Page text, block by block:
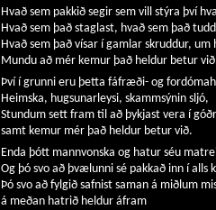
Hvað sem pakkið segir sem vill stýra því
Hvað sem það staglast, hvað sem það
Hvað sem það vísar í gamlar skruddur,
Mundu að mér kemur það heldur betur
Því í grunni eru þetta fáfræði- og
Heimska, hugsunarleysi, skammsýnin sljó,
Stundum sett fram til að þykjast vera í
samt kemur mér það heldur betur við.
Enda þótt mannvonska og hatur séu
Og þó svo að þvælunni sé pakkað inn í alls
Þó svo að fylgið safnist saman á miðlum
á meðan hatrið heldur áfram